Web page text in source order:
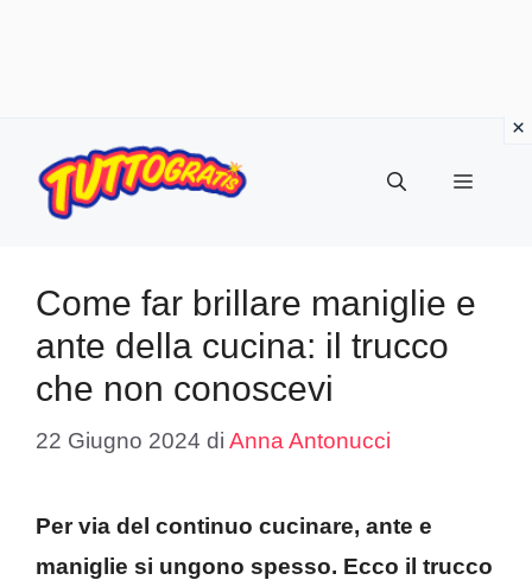
contenuto
Menu
Come far brillare maniglie e
ante della cucina: il trucco
che non conoscevi
22 Giugno 2024 di Anna Antonucci
Per via del continuo cucinare, ante e
maniglie si ungono spesso. Ecco il trucco